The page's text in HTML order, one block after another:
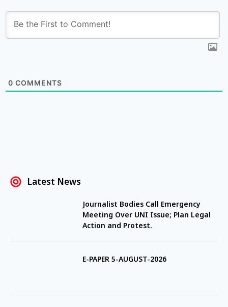
0 COMMENTS
Latest News
Journalist Bodies Call Emergency
Meeting Over UNI Issue; Plan Legal
Action and Protest.
E-PAPER 5-AUGUST-2026